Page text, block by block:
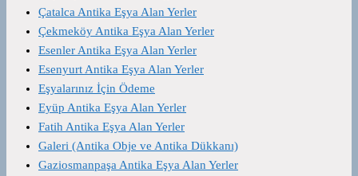
Çatalca Antika Eşya Alan Yerler
Çekmeköy Antika Eşya Alan Yerler
Esenler Antika Eşya Alan Yerler
Esenyurt Antika Eşya Alan Yerler
Eşyalarınız İçin Ödeme
Eyüp Antika Eşya Alan Yerler
Fatih Antika Eşya Alan Yerler
Galeri (Antika Obje ve Antika Dükkanı)
Gaziosmanpaşa Antika Eşya Alan Yerler